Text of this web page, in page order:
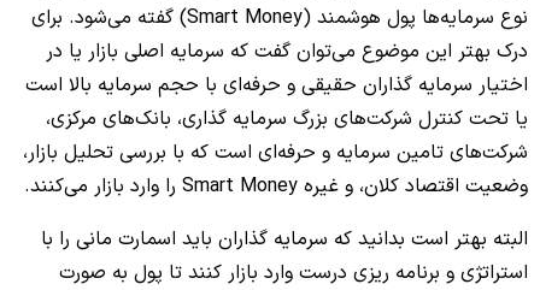
نوع سرمایه‌ها پول هوشمند (Smart Money) گفته می‌شود. برای
درک بهتر این موضوع می‌توان گفت که سرمایه اصلی بازار یا در
اختیار سرمایه گذاران حقیقی و حرفه‌ای با حجم سرمایه بالا است
یا تحت کنترل شرکت‌های بزرگ سرمایه گذاری، بانک‌های مرکزی،
شرکت‌های تامین سرمایه و حرفه‌ای است که با بررسی تحلیل بازار،
وضعیت اقتصاد کلان، و غیره Smart Money را وارد بازار می‌کنند.
البته بهتر است بدانید که سرمایه گذاران باید اسمارت مانی را با
استراتژی و برنامه ریزی درست وارد بازار کنند تا پول به صورت